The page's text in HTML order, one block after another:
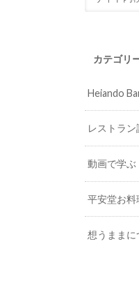
カテゴリ
Heiando
レストラ
動画で学ぶ
平安堂お料
想うままに